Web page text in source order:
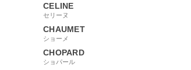
CELINE
セリーヌ
CHAUMET
ショーメ
CHOPARD
ショパール